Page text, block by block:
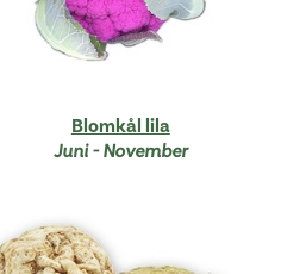
Blomkål lila
Juni - November